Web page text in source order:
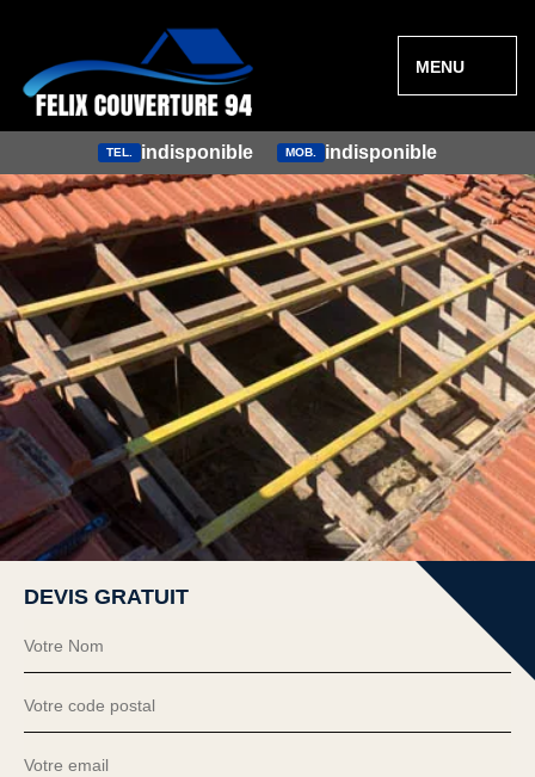
MENU
TEL. indisponible MOB. indisponible
DEVIS GRATUIT